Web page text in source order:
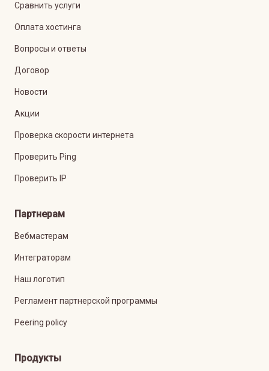
Сравнить услуги
Оплата хостинга
Вопросы и ответы
Договор
Новости
Акции
Проверка скорости интернета
Проверить Ping
Проверить IP
Партнерам
Вебмастерам
Интеграторам
Наш логотип
Регламент партнерской программы
Peering policy
Продукты